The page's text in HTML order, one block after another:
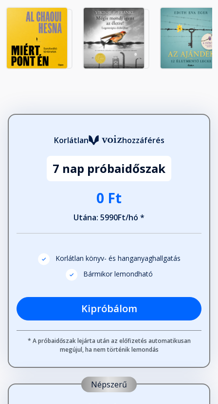
Korlátlan hozzáférés
7 nap próbaidőszak
0 Ft
Utána: 5990Ft/hó *
Korlátlan könyv- és hanganyaghallgatás
Bármikor lemondható
Kipróbálom
* A próbaidőszak lejárta után az előfizetés automatikusan
megújul, ha nem történik lemondás
Népszerű